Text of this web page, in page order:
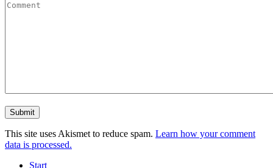
This site uses Akismet to reduce spam. Learn how your comment
data is processed.
Start